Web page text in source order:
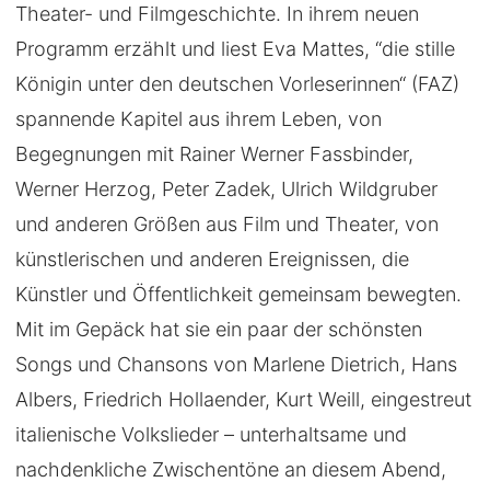
Theater- und Filmgeschichte. In ihrem neuen
Programm erzählt und liest Eva Mattes, “die stille
Königin unter den deutschen Vorleserinnen“ (FAZ)
spannende Kapitel aus ihrem Leben, von
Begegnungen mit Rainer Werner Fassbinder,
Werner Herzog, Peter Zadek, Ulrich Wildgruber
und anderen Größen aus Film und Theater, von
künstlerischen und anderen Ereignissen, die
Künstler und Öffentlichkeit gemeinsam bewegten.
Mit im Gepäck hat sie ein paar der schönsten
Songs und Chansons von Marlene Dietrich, Hans
Albers, Friedrich Hollaender, Kurt Weill, eingestreut
italienische Volkslieder – unterhaltsame und
nachdenkliche Zwischentöne an diesem Abend,